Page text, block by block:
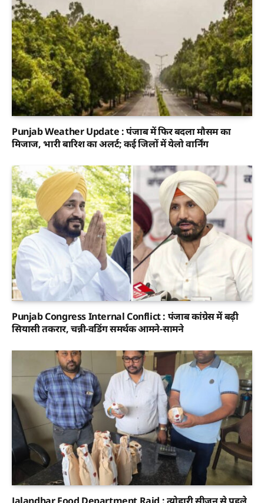
Punjab Weather Update : पंजाब में फिर बदला मौसम का
मिजाज, भारी बारिश का अलर्ट; कई जिलों में येलो वार्निंग
Punjab Congress Internal Conflict : पंजाब कांग्रेस में बढ़ी
सियासी तकरार, चन्नी-वडिंग समर्थक आमने-सामने